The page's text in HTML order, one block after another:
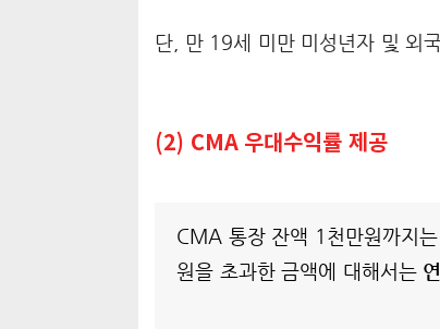
단, 만 19세 미만 미성년자 및 외
(2) CMA 우대수익률 제공
CMA 통장 잔액 1천만원까지는
원을 초과한 금액에 대해서는